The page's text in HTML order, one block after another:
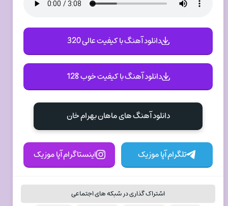
دانلود آهنگ با کیفیت عالی 320
دانلود آهنگ با کیفیت خوب 128
دانلود آهنگ های ماهان بهرام خان
تلگرام آپا موزیک اینستاگرام آپا موزیک
اشتراک گذاری در شبکه های اجتماعی